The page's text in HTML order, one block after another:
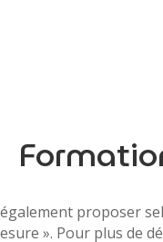
également proposer
». Pour plus de